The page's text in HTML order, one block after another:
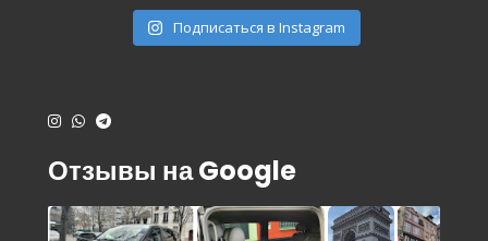
Подписаться в Instagram
Отзывы на Google